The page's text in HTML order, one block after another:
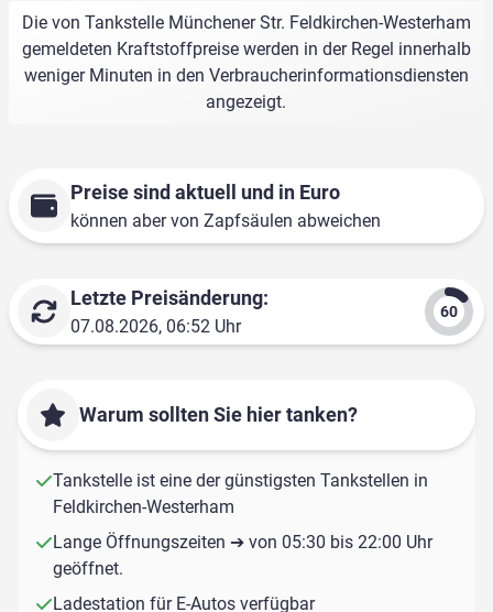
Die von Tankstelle Münchener Str. Feldkirchen-Westerham
gemeldeten Kraftstoffpreise werden in der Regel innerhalb
weniger Minuten in den Verbraucherinformationsdiensten
angezeigt.
Preise sind aktuell und in Euro
können aber von Zapfsäulen abweichen
Letzte Preisänderung:
07.08.2026, 06:52 Uhr
Warum sollten Sie hier tanken?
Tankstelle ist eine der günstigsten Tankstellen in
Feldkirchen-Westerham
Lange Öffnungszeiten ➔ von 05:30 bis 22:00 Uhr
geöffnet.
Ladestation für E-Autos verfügbar